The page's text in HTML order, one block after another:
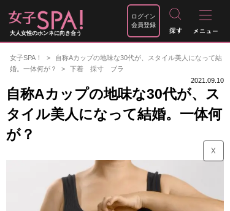
大人女性のホンネに向き合う
ログイン
会員登録
女子SPA！
自称Aカップの地味な30代が、スタイル美人になって結
婚。一体何が？
下着 採寸 ブラ
2021.09.10
自称Aカップの地味な30代が、ス
タイル美人になって結婚。一体何
が？
☓